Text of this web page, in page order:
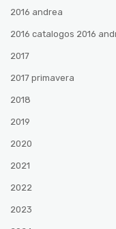
2016 andrea
2016 catalogos 2016
2017
2017 primavera
2018
2019
2020
2021
2022
2023